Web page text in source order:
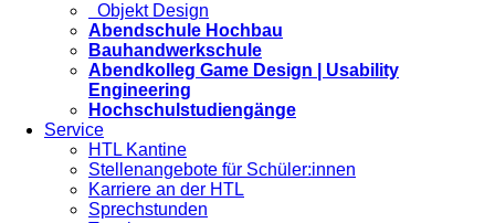
Objekt Design
Abendschule Hochbau
Bauhandwerkschule
Abendkolleg Game Design | Usability
Engineering
Hochschulstudiengänge
Service
HTL Kantine
Stellenangebote für Schüler:innen
Karriere an der HTL
Sprechstunden